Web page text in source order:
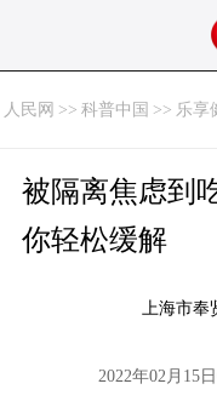
人民网 >> 科普中国 >> 乐享
被隔离焦虑到
你轻松缓解
上海市奉
2022年02月15